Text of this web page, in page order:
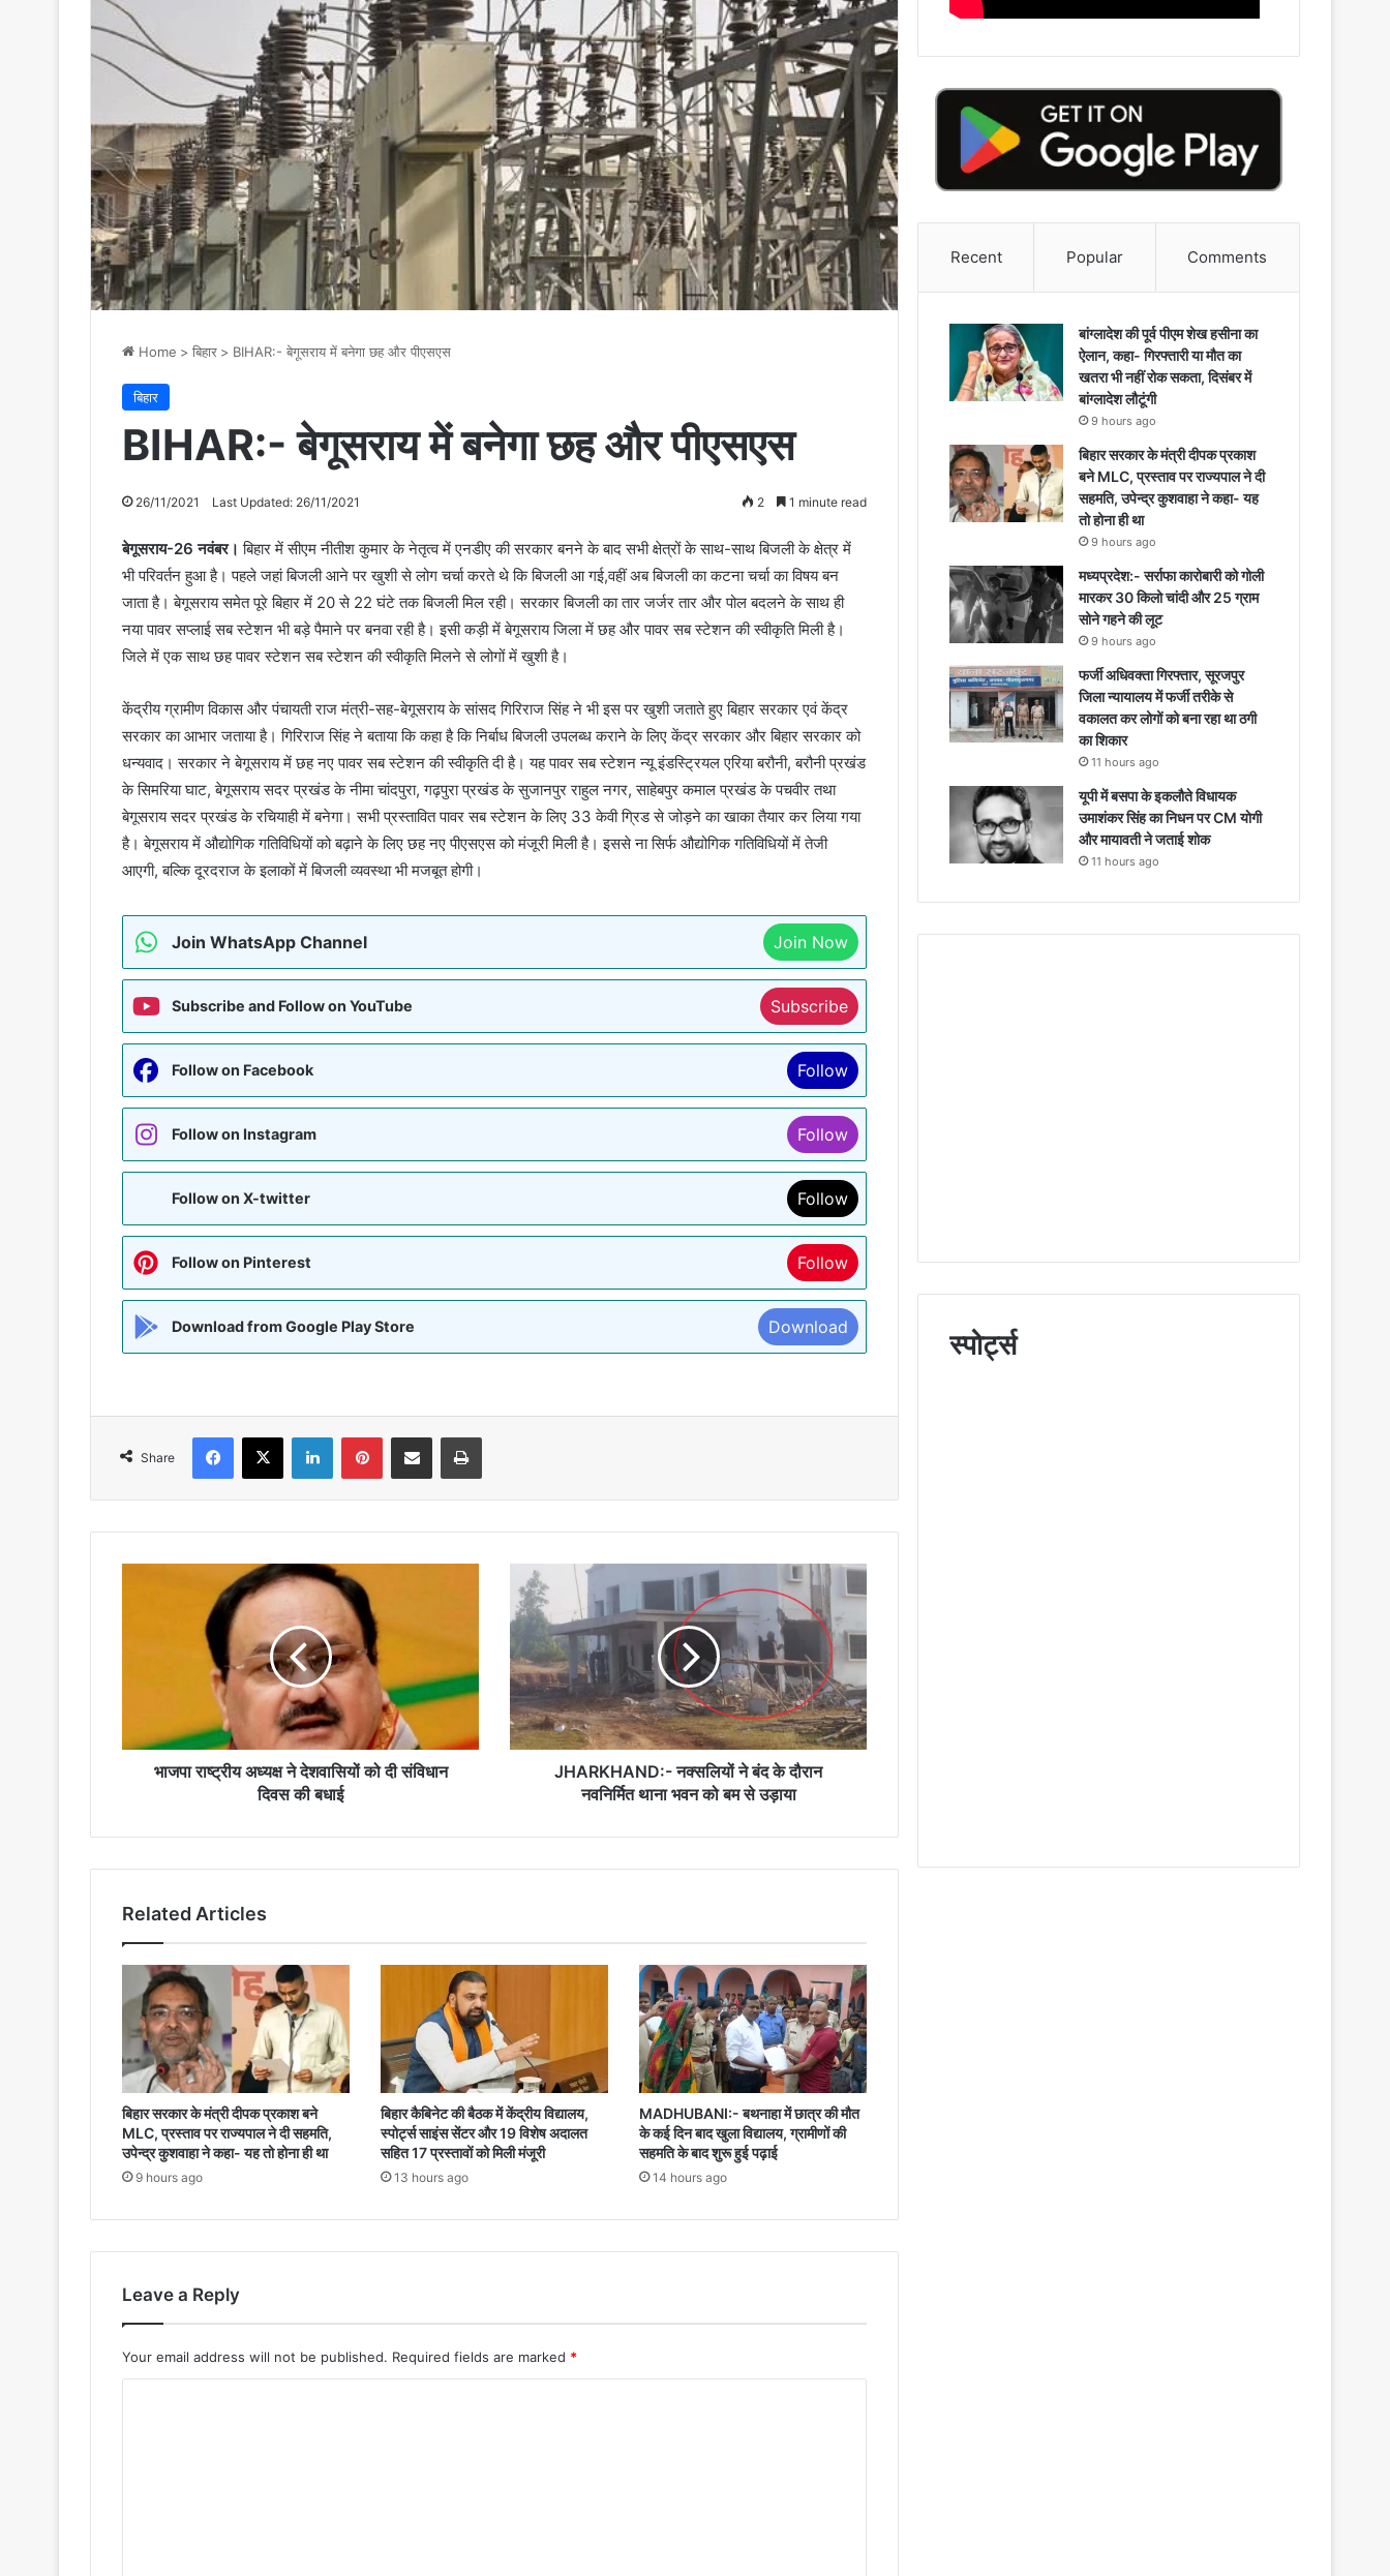
Home > बिहार > BIHAR:- बेगूसराय में बनेगा छह और पीएसएस
बिहार
BIHAR:- बेगूसराय में बनेगा छह और पीएसएस
26/11/2021 Last Updated: 26/11/2021 2 1 minute read
बेगूसराय-26 नवंबर।बिहार में सीएम नीतीश कुमार के नेतृत्व में एनडीए की सरकार बनने के बाद सभी क्षेत्रों के साथ-साथ बिजली के क्षेत्र में
भी परिवर्तन हुआ है। पहले जहां बिजली आने पर खुशी से लोग चर्चा करते थे कि बिजली आ गई,वहीं अब बिजली का कटना चर्चा का विषय बन
जाता है। बेगूसराय समेत पूरे बिहार में 20 से 22 घंटे तक बिजली मिल रही। सरकार बिजली का तार जर्जर तार और पोल बदलने के साथ ही
नया पावर सप्लाई सब स्टेशन भी बड़े पैमाने पर बनवा रही है। इसी कड़ी में बेगूसराय जिला में छह और पावर सब स्टेशन की स्वीकृति मिली है।
जिले में एक साथ छह पावर स्टेशन सब स्टेशन की स्वीकृति मिलने से लोगों में खुशी है।
केंद्रीय ग्रामीण विकास और पंचायती राज मंत्री-सह-बेगूसराय के सांसद गिरिराज सिंह ने भी इस पर खुशी जताते हुए बिहार सरकार एवं केंद्र
सरकार का आभार जताया है। गिरिराज सिंह ने बताया कि कहा है कि निर्बाध बिजली उपलब्ध कराने के लिए केंद्र सरकार और बिहार सरकार को
धन्यवाद। सरकार ने बेगूसराय में छह नए पावर सब स्टेशन की स्वीकृति दी है। यह पावर सब स्टेशन न्यू इंडस्ट्रियल एरिया बरौनी, बरौनी प्रखंड
के सिमरिया घाट, बेगूसराय सदर प्रखंड के नीमा चांदपुरा, गढ़पुरा प्रखंड के सुजानपुर राहुल नगर, साहेबपुर कमाल प्रखंड के पचवीर तथा
बेगूसराय सदर प्रखंड के रचियाही में बनेगा। सभी प्रस्तावित पावर सब स्टेशन के लिए 33 केवी ग्रिड से जोड़ने का खाका तैयार कर लिया गया
है। बेगूसराय में औद्योगिक गतिविधियों को बढ़ाने के लिए छह नए पीएसएस को मंजूरी मिली है। इससे ना सिर्फ औद्योगिक गतिविधियों में तेजी
आएगी, बल्कि दूरदराज के इलाकों में बिजली व्यवस्था भी मजबूत होगी।
Join WhatsApp Channel Join Now
Subscribe and Follow on YouTube Subscribe
Follow on Facebook Follow
Follow on Instagram Follow
Follow on X-twitter Follow
Follow on Pinterest Follow
Download from Google Play Store Download
Share
Facebook
X LinkedInPinterestShare via Email Print
दिवस
भाजपा राष्ट्रीय अध्यक्ष ने देशवासियों को दी संविधान
दिवस की बधाई
JHARKHAND:-
नक्सलियों
ने
बंद
के
दौरान
नवनिर्मित
थाना
भवन
उड़ाया
JHARKHAND:- नक्सलियों ने बंद के दौरान
नवनिर्मित थाना भवन को बम से उड़ाया
Related Articles
बिहार सरकार के मंत्री दीपक प्रकाश बने
MLC, प्रस्ताव पर राज्यपाल ने दी सहमति,
उपेन्द्र कुशवाहा ने कहा- यह तो होना ही था
9 hours ago
बिहार कैबिनेट की बैठक में केंद्रीय विद्यालय,
स्पोर्ट्स साइंस सेंटर और 19 विशेष अदालत
सहित 17 प्रस्तावों को मिली मंजूरी
13 hours ago
MADHUBANI:- बथनाहा में छात्र की मौत
के कई दिन बाद खुला विद्यालय, ग्रामीणों की
सहमति के बाद शुरू हुई पढ़ाई
14 hours ago
Leave a Reply
Your email address will not be published. Required fields are marked *
Recent Popular Comments
बांग्लादेश की पूर्व पीएम शेख हसीना का
ऐलान, कहा- गिरफ्तारी या मौत का
खतरा भी नहीं रोक सकता, दिसंबर में
बांग्लादेश लौटूंगी
9 hours ago
बिहार सरकार के मंत्री दीपक प्रकाश
बने MLC, प्रस्ताव पर राज्यपाल ने दी
सहमति, उपेन्द्र कुशवाहा ने कहा- यह
तो होना ही था
9 hours ago
मध्यप्रदेश:- सर्राफा कारोबारी को गोली
मारकर 30 किलो चांदी और 25 ग्राम
सोने गहने की लूट
9 hours ago
फर्जी अधिवक्ता गिरफ्तार, सूरजपुर
जिला न्यायालय में फर्जी तरीके से
वकालत कर लोगों को बना रहा था ठगी
का शिकार
11 hours ago
यूपी में बसपा के इकलौते विधायक
उमाशंकर सिंह का निधन पर CM याेगी
और मायावती ने जताई शोक
11 hours ago
स्पोर्ट्स